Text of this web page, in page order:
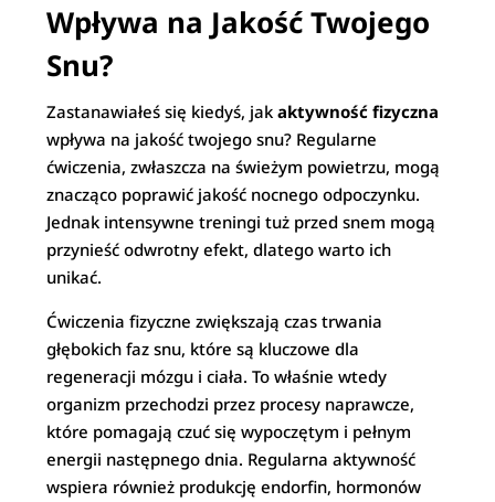
Wpływa na Jakość Twojego
Snu?
Zastanawiałeś się kiedyś, jakaktywność fizyczna
wpływa na jakość twojego snu? Regularne
ćwiczenia, zwłaszcza na świeżym powietrzu, mogą
znacząco poprawić jakość nocnego odpoczynku.
Jednak intensywne treningi tuż przed snem mogą
przynieść odwrotny efekt, dlatego warto ich
unikać.
Ćwiczenia fizyczne zwiększają czas trwania
głębokich faz snu, które są kluczowe dla
regeneracji mózgu i ciała. To właśnie wtedy
organizm przechodzi przez procesy naprawcze,
które pomagają czuć się wypoczętym i pełnym
energii następnego dnia. Regularna aktywność
wspiera również produkcję endorfin, hormonów